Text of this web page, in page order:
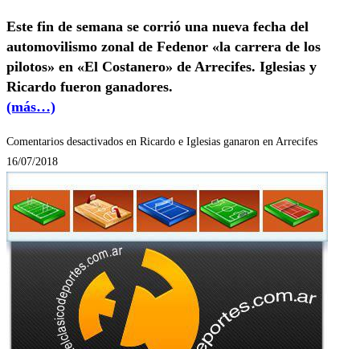
Este fin de semana se corrió una nueva fecha del
automovilismo zonal de Fedenor «la carrera de los
pilotos» en «El Costanero» de Arrecifes. Iglesias y
Ricardo fueron ganadores.
(más…)
Comentarios desactivados en Ricardo e Iglesias ganaron en Arrecifes
16/07/2018